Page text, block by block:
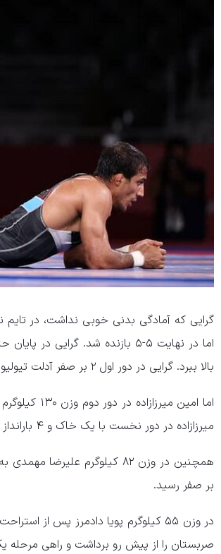
اما در نهایت ۵-۵ بازنده شد.
بالا ببرد. گرایی در دور اول ۲ بر صفر آدلت تیولیوبایف از روسیه را مغلوب کرده بود.
میرزازاده در دور نخست با یک خاک و ۴ بارانداز پیاپی سوغومونیان از برزیل را ۹ بر ۰ شکست داده بود.
بر صفر رسید.
صربستان را از پیش رو برداشت و راهی مرحله